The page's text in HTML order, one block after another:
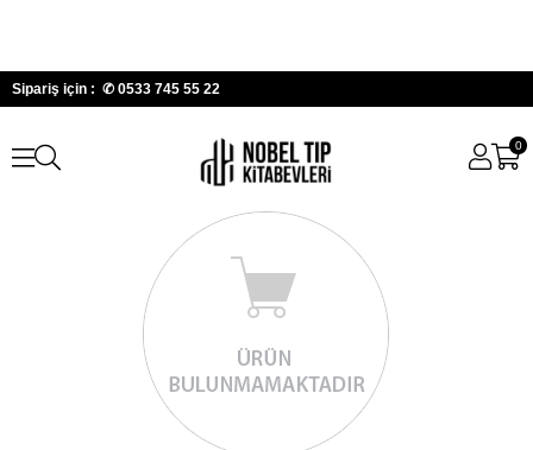
Sipariş için : ✆ 0533 745 55 22
0